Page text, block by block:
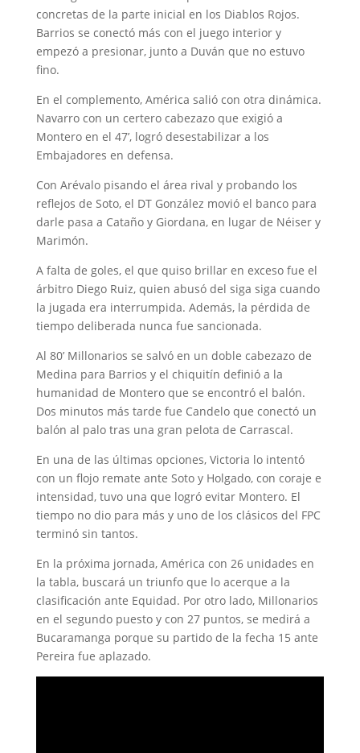
concretas de la parte inicial en los Diablos Rojos.
Barrios se conectó más con el juego interior y
empezó a presionar, junto a Duván que no estuvo
fino.
En el complemento, América salió con otra dinámica.
Navarro con un certero cabezazo que exigió a
Montero en el 47’, logró desestabilizar a los
Embajadores en defensa.
Con Arévalo pisando el área rival y probando los
reflejos de Soto, el DT González movió el banco para
darle pasa a Cataño y Giordana, en lugar de Néiser y
Marimón.
A falta de goles, el que quiso brillar en exceso fue el
árbitro Diego Ruiz, quien abusó del siga siga cuando
la jugada era interrumpida. Además, la pérdida de
tiempo deliberada nunca fue sancionada.
Al 80’ Millonarios se salvó en un doble cabezazo de
Medina para Barrios y el chiquitín definió a la
humanidad de Montero que se encontró el balón.
Dos minutos más tarde fue Candelo que conectó un
balón al palo tras una gran pelota de Carrascal.
En una de las últimas opciones, Victoria lo intentó
con un flojo remate ante Soto y Holgado, con coraje e
intensidad, tuvo una que logró evitar Montero. El
tiempo no dio para más y uno de los clásicos del FPC
terminó sin tantos.
En la próxima jornada, América con 26 unidades en
la tabla, buscará un triunfo que lo acerque a la
clasificación ante Equidad. Por otro lado, Millonarios
en el segundo puesto y con 27 puntos, se medirá a
Bucaramanga porque su partido de la fecha 15 ante
Pereira fue aplazado.